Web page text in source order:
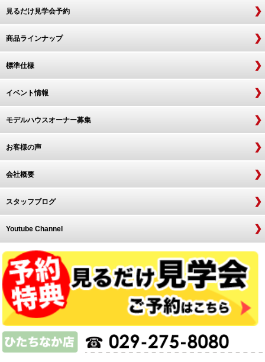
見るだけ見学会予約
商品ラインナップ
標準仕様
イベント情報
モデルハウスオーナー募集
お客様の声
会社概要
スタッフブログ
Youtube Channel